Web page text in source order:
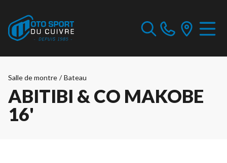
Salle de montre / Bateau
ABITIBI & CO MAKOBE
16'